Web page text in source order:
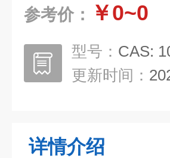
参考价： ￥0~0
型号： CAS:
更新时间：
详情介绍